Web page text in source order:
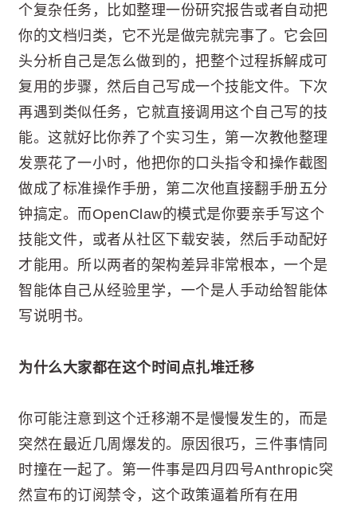
个复杂任务，比如整理一份研究报告或者自动把
你的文档归类，它不光是做完就完事了。它会回
头分析自己是怎么做到的，把整个过程拆解成可
复用的步骤，然后自己写成一个技能文件。下次
再遇到类似任务，它就直接调用这个自己写的技
能。这就好比你养了个实习生，第一次教他整理
发票花了一小时，他把你的口头指令和操作截图
做成了标准操作手册，第二次他直接翻手册五分
钟搞定。而OpenClaw的模式是你要亲手写这个
技能文件，或者从社区下载安装，然后手动配好
才能用。所以两者的架构差异非常根本，一个是
智能体自己从经验里学，一个是人手动给智能体
写说明书。
为什么大家都在这个时间点扎堆迁移
你可能注意到这个迁移潮不是慢慢发生的，而是
突然在最近几周爆发的。原因很巧，三件事情同
时撞在一起了。第一件事是四月四号Anthropic突
然宣布的订阅禁令，这个政策逼着所有在用